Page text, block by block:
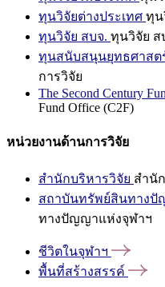
ทุนวิจัยต่างประเทศ ทุน
ทุนวิจัย สบจ. ทุนวิจัย ส
ทุนสนับสนุนยุทธศาสต
การวิจัย
The Second Century
Fund Office (C2F)
หน่วยงานด้านการวิจัย
สำนักบริหารวิจัย สำนั
สถาบันทรัพย์สินทางปั
ทางปัญญาแห่งจุฬาฯ
ชีวิตในจุฬาฯ
พื้นที่สร้างสรรค์